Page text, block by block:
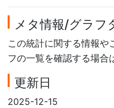
メタ情報/グラフ
この統計に関する情報や
フの一覧を確認する場合
更新日
2025-12-15